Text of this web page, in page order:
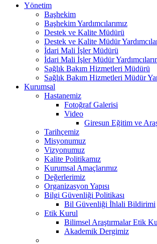
Yönetim
Başhekim
Başhekim Yardımcılarımız
Destek ve Kalite Müdürü
Destek ve Kalite Müdür
İdari Mali İşler Müdürü
İdari Mali İşler Müdür
Sağlık Bakım Hizmetleri Müdürü
Sağlık Bakım Hizmetleri Müdür
Kurumsal
Hastanemiz
Fotoğraf Galerisi
Video
Giresun Eğitim ve
Tarihçemiz
Misyonumuz
Vizyonumuz
Kalite Politikamız
Kurumsal Amaçlarımız
Değerlerimiz
Organizasyon Yapısı
Bilgi Güvenliği Politikası
Bil Güvenliği İhlali Bildirimi
Etik Kurul
Bilimsel Araştırmalar Etik
Akademik Dergimiz